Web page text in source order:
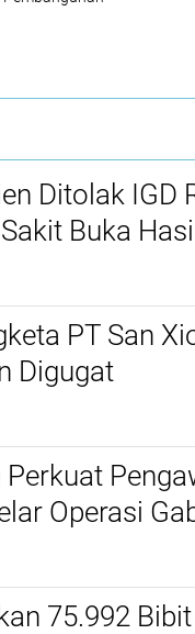
Ditolak IGD
Buka
PT San
Digugat
Operasi
Cimahi
75.992